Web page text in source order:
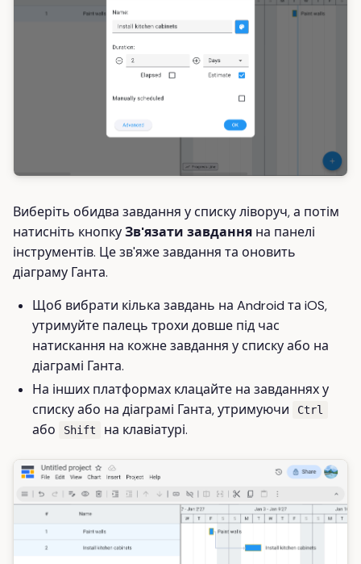
Виберіть обидва завдання у списку ліворуч, а потім
натисніть кнопкуЗв'язати завдання на панелі
інструментів. Це зв'яже завдання та оновить
діаграму Ганта.
Щоб вибрати кілька завдань на Android та iOS,
утримуйте палець трохи довше під час
натискання на кожне завдання у списку або на
діаграмі Ганта.
На інших платформах клацайте на завданнях у
списку або на діаграмі Ганта, утримуючи
Ctrl
або Shift на клавіатурі.